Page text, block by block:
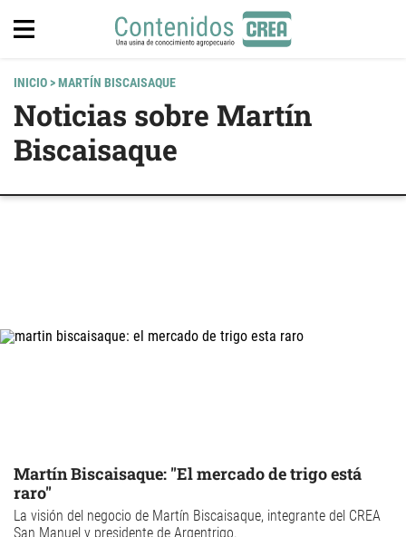
INICIO> MARTÍN BISCAISAQUE
Noticias sobre Martín
Biscaisaque
Martín Biscaisaque: "El mercado de trigo está
raro"
La visión del negocio de Martín Biscaisaque, integrante del CREA
San Manuel y presidente de Argentrigo.